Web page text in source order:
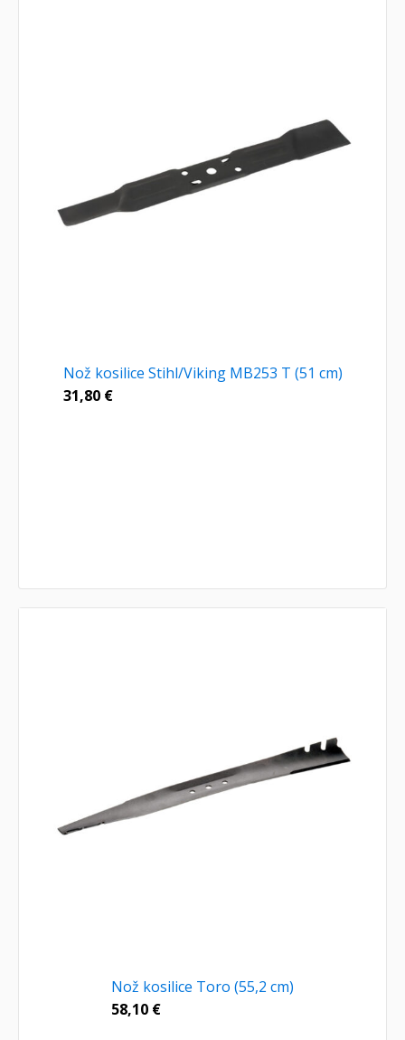
Nož kosilice Stihl/Viking MB253 T (51 cm)
31,80 €
Nož kosilice Toro (55,2 cm)
58,10 €